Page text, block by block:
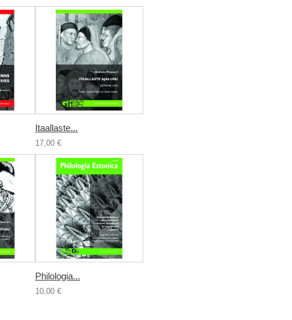
Itaallaste...
17,00 €
Philologia...
10,00 €